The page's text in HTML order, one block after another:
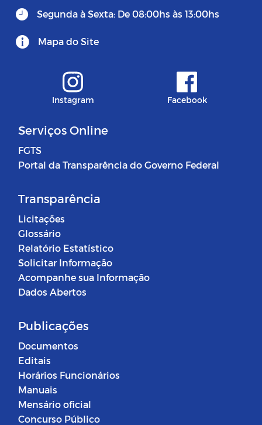
Segunda à Sexta: De 08:00hs às 13:00hs
Mapa do Site
Instagram Facebook
Serviços Online
FGTS
Portal da Transparência do Governo Federal
Transparência
Licitações
Glossário
Relatório Estatístico
Solicitar Informação
Acompanhe sua Informação
Dados Abertos
Publicações
Documentos
Editais
Horários Funcionários
Manuais
Mensário oficial
Concurso Público